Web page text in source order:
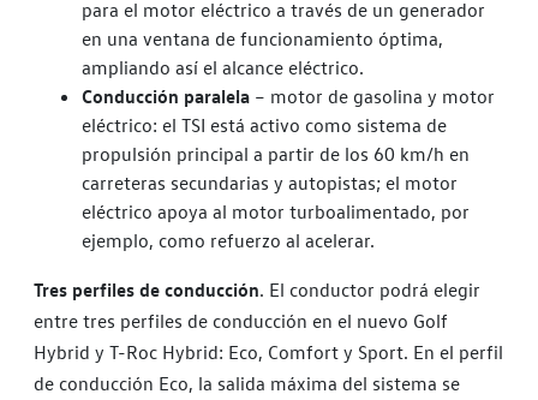
para el motor eléctrico a través de un generador
en una ventana de funcionamiento óptima,
ampliando así el alcance eléctrico.
Conducción paralela – motor de gasolina y motor
eléctrico: el TSI está activo como sistema de
propulsión principal a partir de los 60 km/h en
carreteras secundarias y autopistas; el motor
eléctrico apoya al motor turboalimentado, por
ejemplo, como refuerzo al acelerar.
Tres perfiles de conducción. El conductor podrá elegir
entre tres perfiles de conducción en el nuevo Golf
Hybrid y T-Roc Hybrid: Eco, Comfort y Sport. En el perfil
de conducción Eco, la salida máxima del sistema se